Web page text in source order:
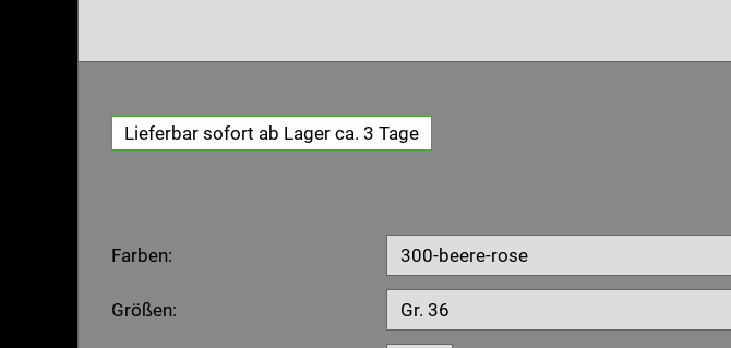
Lieferbar sofort ab Lager ca. 3 Tage
Farben:
Größen: